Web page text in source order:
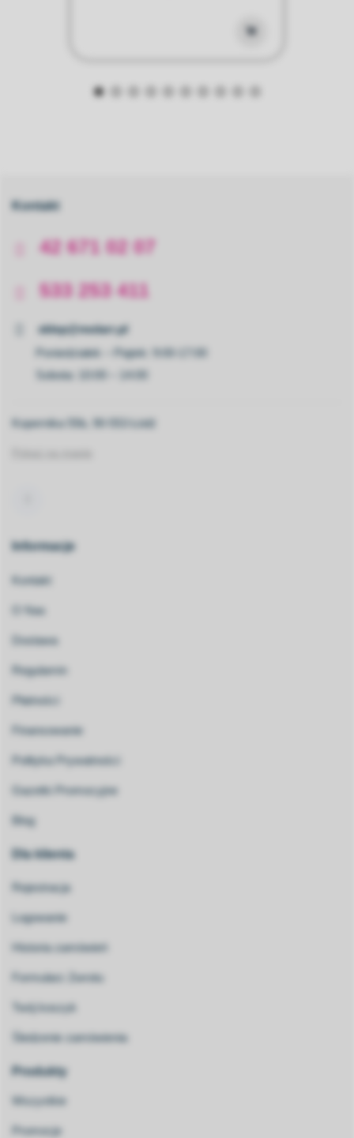
Kontakt
42 671 02 07
533 253 411
sklep@molarr.pl
Poniedziałek – Piątek: 9:00-17:00
Sobota: 10:00 – 14:00
Kopernika 55b, 90-553 Łódź
Informacje
Kontakt
O Nas
Dostawa
Regulamin
Płatności
Finansowanie
Polityka Prywatności
Gazetki Promocyjne
Blog
Dla klienta
Rejestracja
Logowanie
Historia zamówień
Formularz Zwrotu
Twój koszyk
Śledzenie zamówienia
Produkty
Wszystkie
Promocje